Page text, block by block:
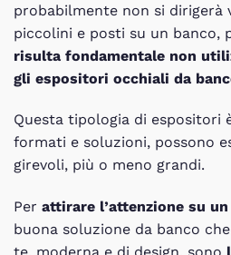
probabilmente non si dirigerà
piccolini e posti su un banco,
risulta fondamentale non
gli espositori occhiali da
Questa tipologia di espositori
formati e soluzioni, possono
girevoli, più o meno grandi.
Per attirare l’attenzione su
buona soluzione da banco